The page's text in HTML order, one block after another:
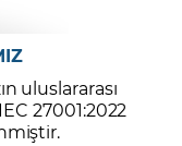
uluslararası
27001:2022